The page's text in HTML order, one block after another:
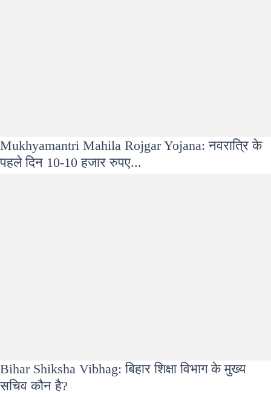
Mukhyamantri Mahila Rojgar Yojana: नवरात्रि के
पहले दिन 10-10 हजार रुपए...
Bihar Shiksha Vibhag: बिहार शिक्षा विभाग के मुख्य
सचिव कौन है?